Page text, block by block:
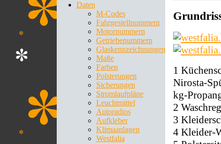
Daten
M-Codes
Fahrgestellnummern
Motornummern
Getriebenummern
Glaskennzeichnungen
Maße
Farben
Polsterungen
Sicherungen
Stromlaufpläne
Leuchtmittel
Autoradios
Aufkleber
Klimaanlagen
Westfalia
1
Nirosta-
kg-
2
3
4 Kleider-